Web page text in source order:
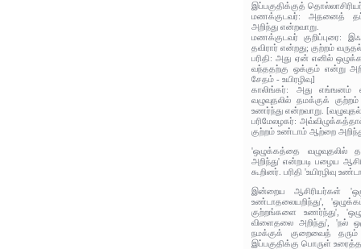
இப்பகுதிக்குத்
மணக்குடவர்: அதனைத்
அறிந்து என்றவாறு.
மணக்குடவர் குறிப்புரை:
தவிரார் என்றது; குற்றம்
பரிதி: அது ஏன் எனில்
வந்ததற்கு ஒக்கும் என்று
சேதம் - உயிரழிவு]
காலிங்கர்: அது எங்ஙனம்
வழுவுதலில் தமக்குக்
உணர்ந்து என்றவாறு.
பரிமேலழகர்:
குற்றம் உண்டாம் ஆற்றை
'ஒழுக்கத்தை வழுவுதலில்
அறிந்து' என்றபடி பழைய
கூறினர். பரிதி 'உயிரழிவு
இன்றைய ஆசிரியர்கள்
உண்டாதலையறிந்து',
குற்றங்களை உணர்ந்து',
விளைதலை அறிந்து', 'நல்
நமக்குக் குறைவைத் தரும்
இப்பகுதிக்கு பொருள்